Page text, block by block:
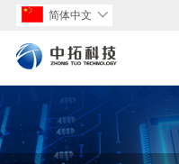
简体中文 